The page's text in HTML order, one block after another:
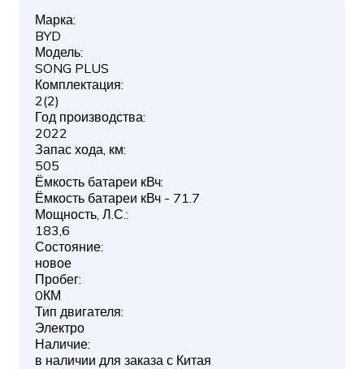
Марка:
BYD
Модель:
SONG PLUS
Комплектация:
2(2)
Год производства:
2022
Запас хода, км:
505
Ёмкость батареи кВч:
Ёмкость батареи кВч - 71.7
Мощность, Л.С.:
183,6
Состояние:
новое
Пробег:
0КМ
Тип двигателя:
Электро
Наличие:
в наличии для заказа с Китая